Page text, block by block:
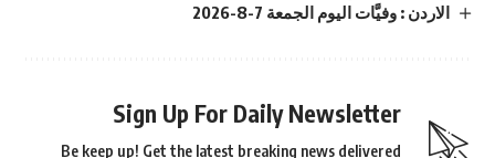
الاردن : وفيَّات اليوم الجمعة 7-8-2026
Sign Up For Daily Newsletter
Be keep up! Get the latest breaking news delivered